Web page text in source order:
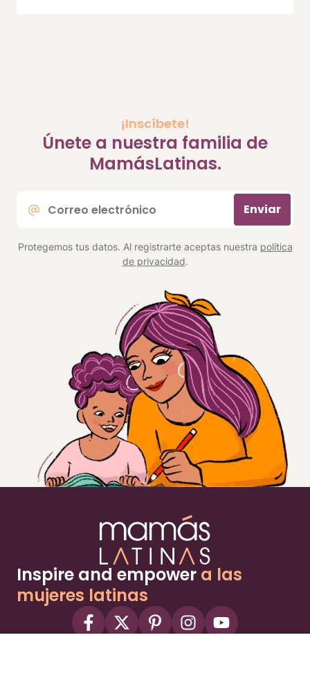
¡Inscíbete!
Únete a nuestra familia de
MamásLatinas.
electrónico
Enviar
Protegemos tus datos. Al registrarte aceptas nuestra política
de privacidad.
Inspire and empower a las
mujeres latinas